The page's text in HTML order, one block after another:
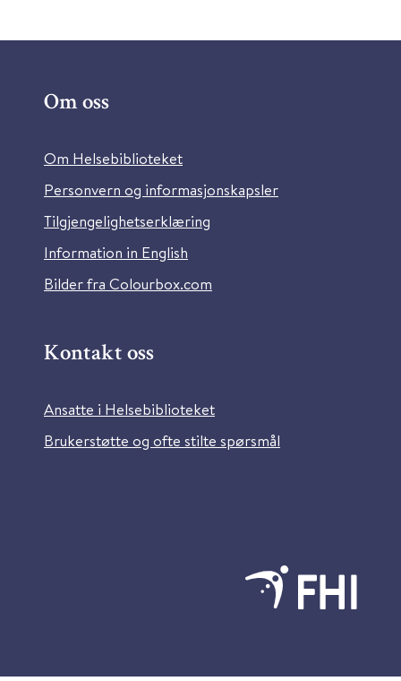
Om oss
Om Helsebiblioteket
Personvern og informasjonskapsler
Tilgjengelighetserklæring
Information in English
Bilder fra Colourbox.com
Kontakt oss
Ansatte i Helsebiblioteket
Brukerstøtte og ofte stilte spørsmål